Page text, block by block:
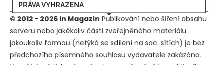
PRÁVA VYHRAZENÁ
© 2012 - 2026 In Magazín Publikování nebo šíření obsahu
serveru nebo jakékoliv části zveřejněného materiálu
jakoukoliv formou (netýká se sdílení na soc. sítích) je bez
předchozího písemného souhlasu vydavatele zakázáno.